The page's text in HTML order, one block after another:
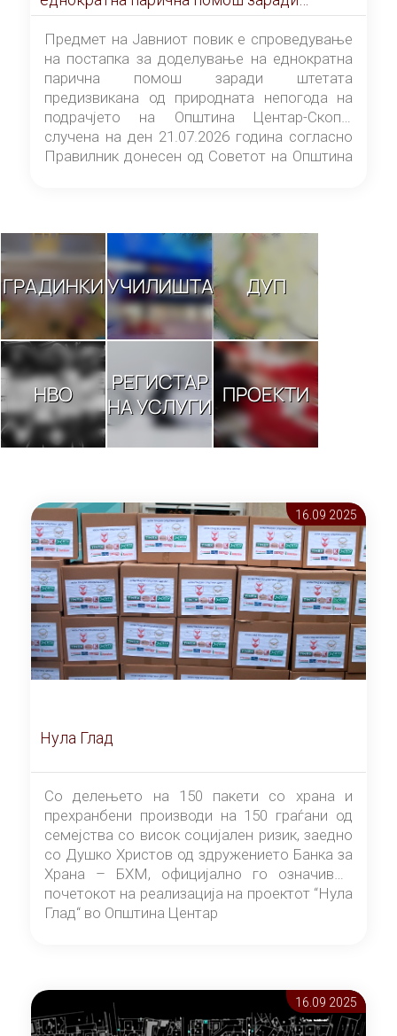
штетата предизвикана од природната
непогода на подрачјето на Општина
Центар-Скопје случена на ден 21.07.2026
година
Предмет на Јавниот повик е спроведување
на постапка за доделување на еднократна
парична помош заради штетата
предизвикана од природната непогода на
подрачјето на Општина Центар-Скопје
случена на ден 21.07.2026 година согласно
Правилник донесен од Советот на Општина
ГРАДИНКИУЧИЛИШТА ДУП
НВО
РЕГИСТАР
НА УСЛУГИ ПРОЕКТИ
16.09 2025
Нула Глад
Со делењето на 150 пакети со храна и
прехранбени производи на 150 граѓани од
семејства со висок социјален ризик, заедно
со Душко Христов од здружението Банка за
Храна – БХМ, официјално го означивме
почетокот на реализација на проектот “Нула
Глад“ во Општина Центар
16.09 2025